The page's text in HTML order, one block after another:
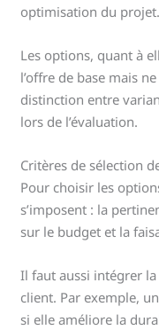
optimisation du projet.
Les options, quant à
l’offre de base mais
distinction entre
lors de l’évaluation.
Critères de sélection
Pour choisir les
s’imposent : la
sur le budget et la
Il faut aussi intégrer
client. Par exemple,
si elle améliore la